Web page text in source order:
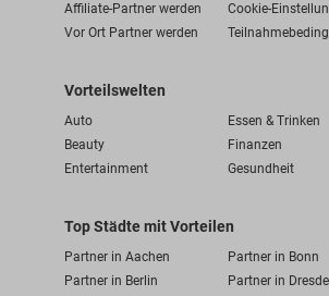
Affiliate-Partner werden
Cookie-
Vor Ort Partner werden
Vorteilswelten
Auto Essen & Trinken
Beauty
Finanzen
Entertainment
Gesundheit
Top Städte mit Vorteilen
Partner in Aachen Partner in Bonn
Partner in Berlin
Partner in